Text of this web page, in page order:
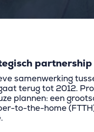
samenwerking
terug tot 2012.
plannen: een
to-the-home